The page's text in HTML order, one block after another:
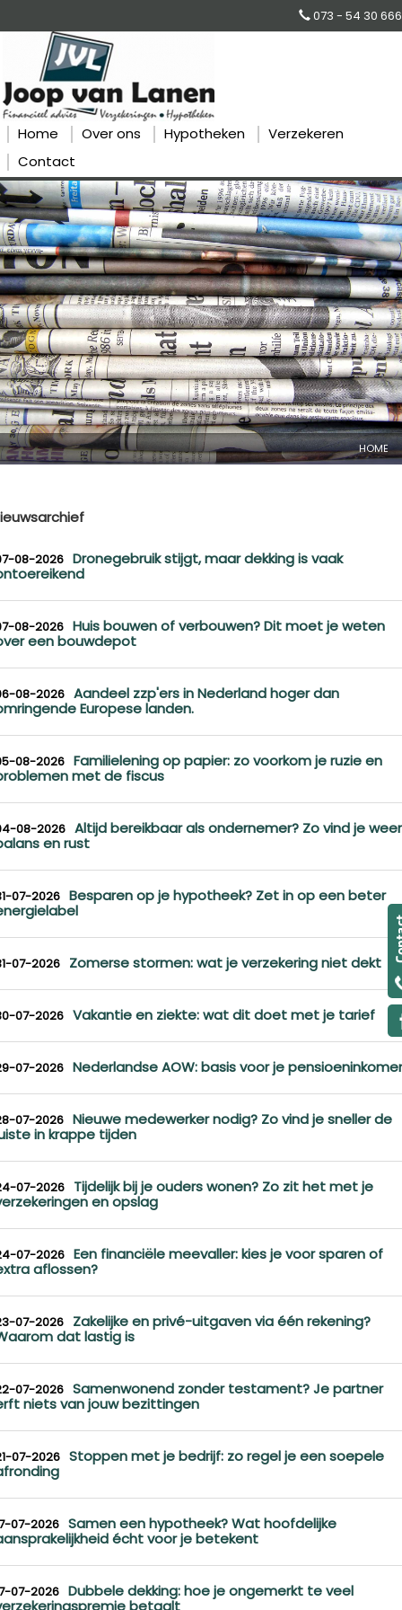
073 - 54 30 666
Home Over ons Hypotheken
Verzekeren
Contact
HOME
08-2026 Dronegebruik stijgt, maar dekking is vaak
08-2026 Huis bouwen of verbouwen? Dit moet je weten
een bouwdepot
08-2026 Aandeel zzp'ers in Nederland hoger dan
Europese landen.
08-2026 Familielening op papier: zo voorkom je ruzie en
met de fiscus
08-2026 Altijd bereikbaar als ondernemer? Zo vind je weer
en rust
07-2026 Besparen op je hypotheek? Zet in op een beter
07-2026 Zomerse stormen: wat je verzekering niet dekt
07-2026 Vakantie en ziekte: wat dit doet met je tarief
07-2026 Nederlandse AOW: basis voor je
07-2026 Nieuwe medewerker nodig? Zo vind je sneller de
in krappe tijden
07-2026 Tijdelijk bij je ouders wonen? Zo zit het met je
en opslag
07-2026 Een financiële meevaller: kies je voor sparen of
aflossen?
07-2026 Zakelijke en privé-uitgaven via één rekening?
dat lastig is
07-2026 Samenwonend zonder testament? Je partner
niets van jouw bezittingen
07-2026 Stoppen met je bedrijf: zo regel je een soepele
07-2026 Samen een hypotheek? Wat hoofdelijke
écht voor je betekent
07-2026 Dubbele dekking: hoe je ongemerkt te veel
betaalt